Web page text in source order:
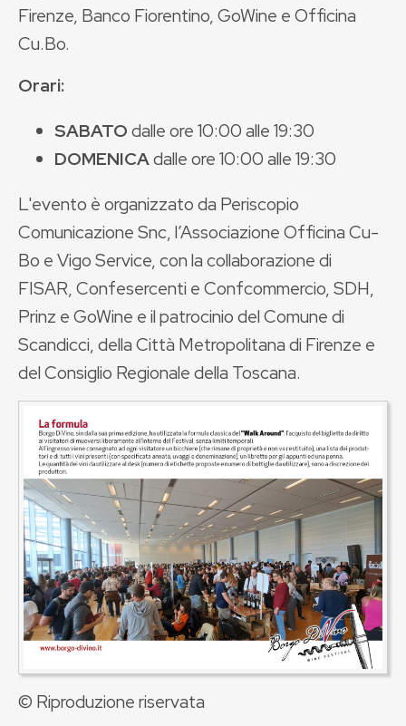
Firenze, Banco Fiorentino, GoWine e Officina
Cu.Bo.
Orari:
SABATOdalle ore 10:00 alle 19:30
DOMENICAdalle ore 10:00 alle 19:30
L'evento è organizzatoda Periscopio
Comunicazione Snc, l’Associazione Officina Cu-
Bo e Vigo Service, con la collaborazione di
FISAR, Confesercenti e Confcommercio, SDH,
Prinz e GoWine e il patrocinio del Comune di
Scandicci, della Città Metropolitana di Firenze e
del Consiglio Regionale della Toscana.
© Riproduzione riservata